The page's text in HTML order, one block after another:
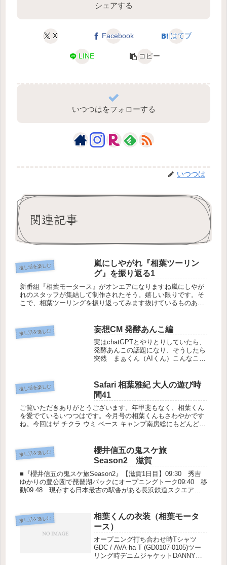
シェアする
X Facebook はてブ
LINE コピー
いつつはをフォローする
いつつは
関連記事
推し活を楽しむ
嵐にしやがれ『相葉ツーリン
グ』を振り返る1
新番組『相葉モータース』がオンエアになりますね嵐にしやが
れのスタッフが集結して制作されたそう。嬉しい限りです。そ
こで、相葉ツーリングを振り返ってみます抜けているものあり
推し活を楽しむ 妄想CM 発酵あんこ編
実はchatGPTとやりとりしていたら、
発酵あんこの話題になり、そうしたら
突然 まぁくん（AIくん）こんなこと
だと思いません？笑作ったらぜひ感想
聞かせてくださいね〜🌸今のと...
推し活を楽しむ
Safari 相葉雅紀 大人の遊び時
間41
ご覧いただきありがとうございます。年甲斐もなく、相葉くん
を愛でているいつつはです。今月号の相葉くんもさわやかです
ね。今回はザ チクラ ウミ ベース キャンプ南房総にもどんどん
推し活を楽しむ
櫻井信五の鬼スケ旅
Season2 滋賀
■『櫻井信五の鬼スケ旅Season2』【滋賀1日目】09:30 秀吉
ゆかりの豊公園で琵琶湖バックにオープニングトーク09:40 移
動09:48 現存する日本最古の駅舎がある長浜鉄道スクエア
推し活を楽しむ
相葉くんの衣装（相葉モータ
ース）
オープニング打ち合わせ時Tシャツ
GDC / AVA-ha T (GD0107-0105)ツー
リング時デニムジャケットDANNY